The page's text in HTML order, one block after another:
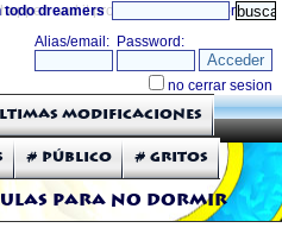
and it probably will» directorio
todo dreamers
para no dormir
modificaciones
# Público # Gritos